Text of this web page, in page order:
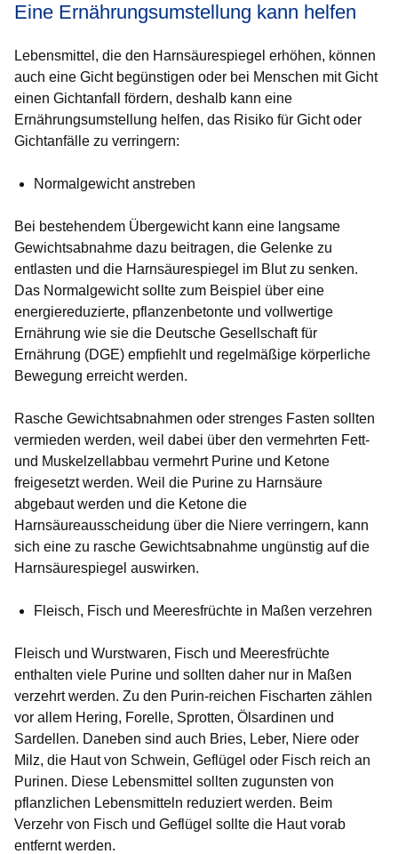
Eine Ernährungsumstellung kann helfen
Lebensmittel, die den Harnsäurespiegel erhöhen, können
auch eine Gicht begünstigen oder bei Menschen mit Gicht
einen Gichtanfall fördern, deshalb kann eine
Ernährungsumstellung helfen, das Risiko für Gicht oder
Gichtanfälle zu verringern:
Normalgewicht anstreben
Bei bestehendem Übergewicht kann eine langsame
Gewichtsabnahme dazu beitragen, die Gelenke zu
entlasten und die Harnsäurespiegel im Blut zu senken.
Das Normalgewicht sollte zum Beispiel über eine
energiereduzierte, pflanzenbetonte und vollwertige
Ernährung wie sie die Deutsche Gesellschaft für
Ernährung (DGE) empfiehlt und regelmäßige körperliche
Bewegung erreicht werden.
Rasche Gewichtsabnahmen oder strenges Fasten sollten
vermieden werden, weil dabei über den vermehrten Fett-
und Muskelzellabbau vermehrt Purine und Ketone
freigesetzt werden. Weil die Purine zu Harnsäure
abgebaut werden und die Ketone die
Harnsäureausscheidung über die Niere verringern, kann
sich eine zu rasche Gewichtsabnahme ungünstig auf die
Harnsäurespiegel auswirken.
Fleisch, Fisch und Meeresfrüchte in Maßen verzehren
Fleisch und Wurstwaren, Fisch und Meeresfrüchte
enthalten viele Purine und sollten daher nur in Maßen
verzehrt werden. Zu den Purin-reichen Fischarten zählen
vor allem Hering, Forelle, Sprotten, Ölsardinen und
Sardellen. Daneben sind auch Bries, Leber, Niere oder
Milz, die Haut von Schwein, Geflügel oder Fisch reich an
Purinen. Diese Lebensmittel sollten zugunsten von
pflanzlichen Lebensmitteln reduziert werden. Beim
Verzehr von Fisch und Geflügel sollte die Haut vorab
entfernt werden.